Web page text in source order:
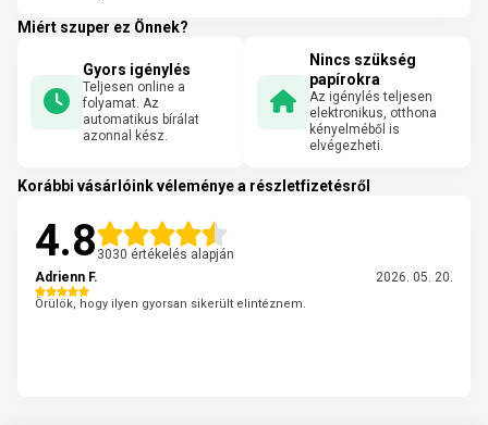
Miért szuper ez Önnek?
Gyors igénylés
Teljesen online a
folyamat. Az
automatikus bírálat
azonnal kész.
Nincs szükség
papírokra
Az igénylés teljesen
elektronikus, otthona
kényelméből is
elvégezheti.
Korábbi vásárlóink véleménye a részletfizetésről
4.8 3030 értékelés alapján
Adrienn F.
2026. 05. 20.
Örülök, hogy ilyen gyorsan sikerült elintéznem.